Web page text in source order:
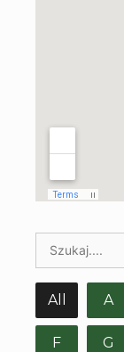
All A
F G